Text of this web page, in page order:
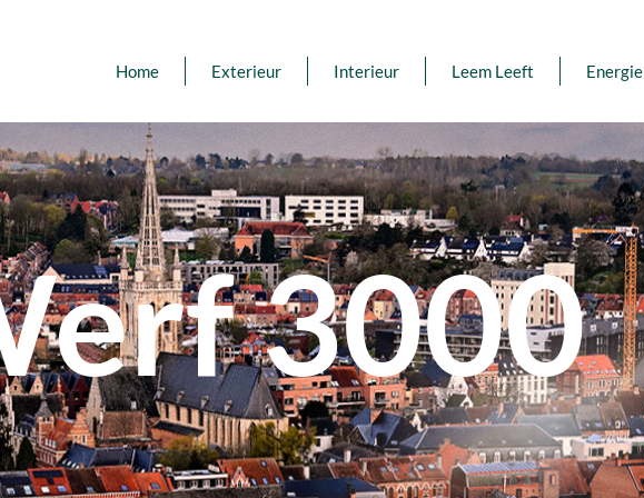
Home Exterieur Interieur Leem Leeft Energie
3000